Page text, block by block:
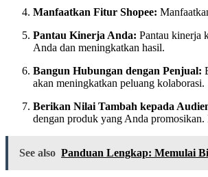
Manfaatkan Fitur Shopee:
Pantau Kinerja Anda: Pantau kinerja
Anda dan meningkatkan hasil.
Bangun Hubungan dengan Penjual:
akan meningkatkan peluang kolaborasi.
Berikan Nilai Tambah kepada
dengan produk yang Anda
See also Panduan Lengkap: Memulai